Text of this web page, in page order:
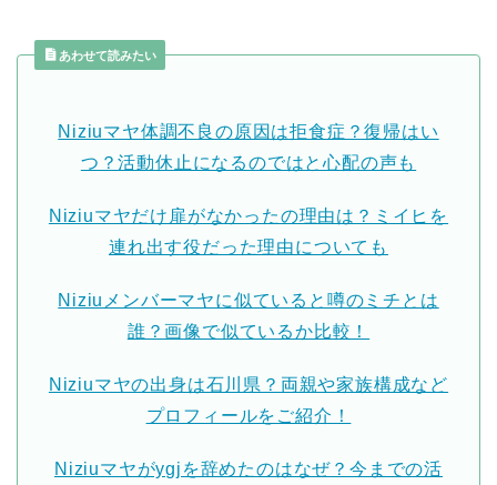
あわせて読みたい
Niziuマヤ体調不良の原因は拒食症？復帰はい
つ？活動休止になるのではと心配の声も
Niziuマヤだけ扉がなかったの理由は？ミイヒを
連れ出す役だった理由についても
Niziuメンバーマヤに似ていると噂のミチとは
誰？画像で似ているか比較！
Niziuマヤの出身は石川県？両親や家族構成など
プロフィールをご紹介！
Niziuマヤがygjを辞めたのはなぜ？今までの活